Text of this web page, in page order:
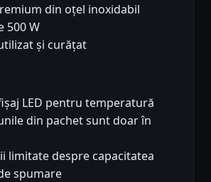
din oțel inoxidabil
500 W
și curățat
LED pentru temperatură
din pachet sunt doar în
limitate despre capacitatea
spumare